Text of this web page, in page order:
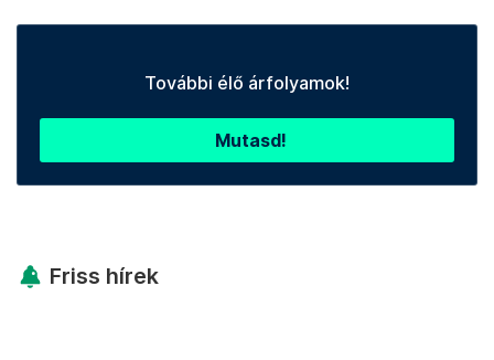
További élő árfolyamok!
Mutasd!
Friss hírek